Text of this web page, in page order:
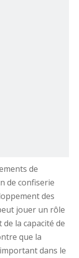
de
de confiserie
des
jouer un rôle
la capacité de
que la
dans le